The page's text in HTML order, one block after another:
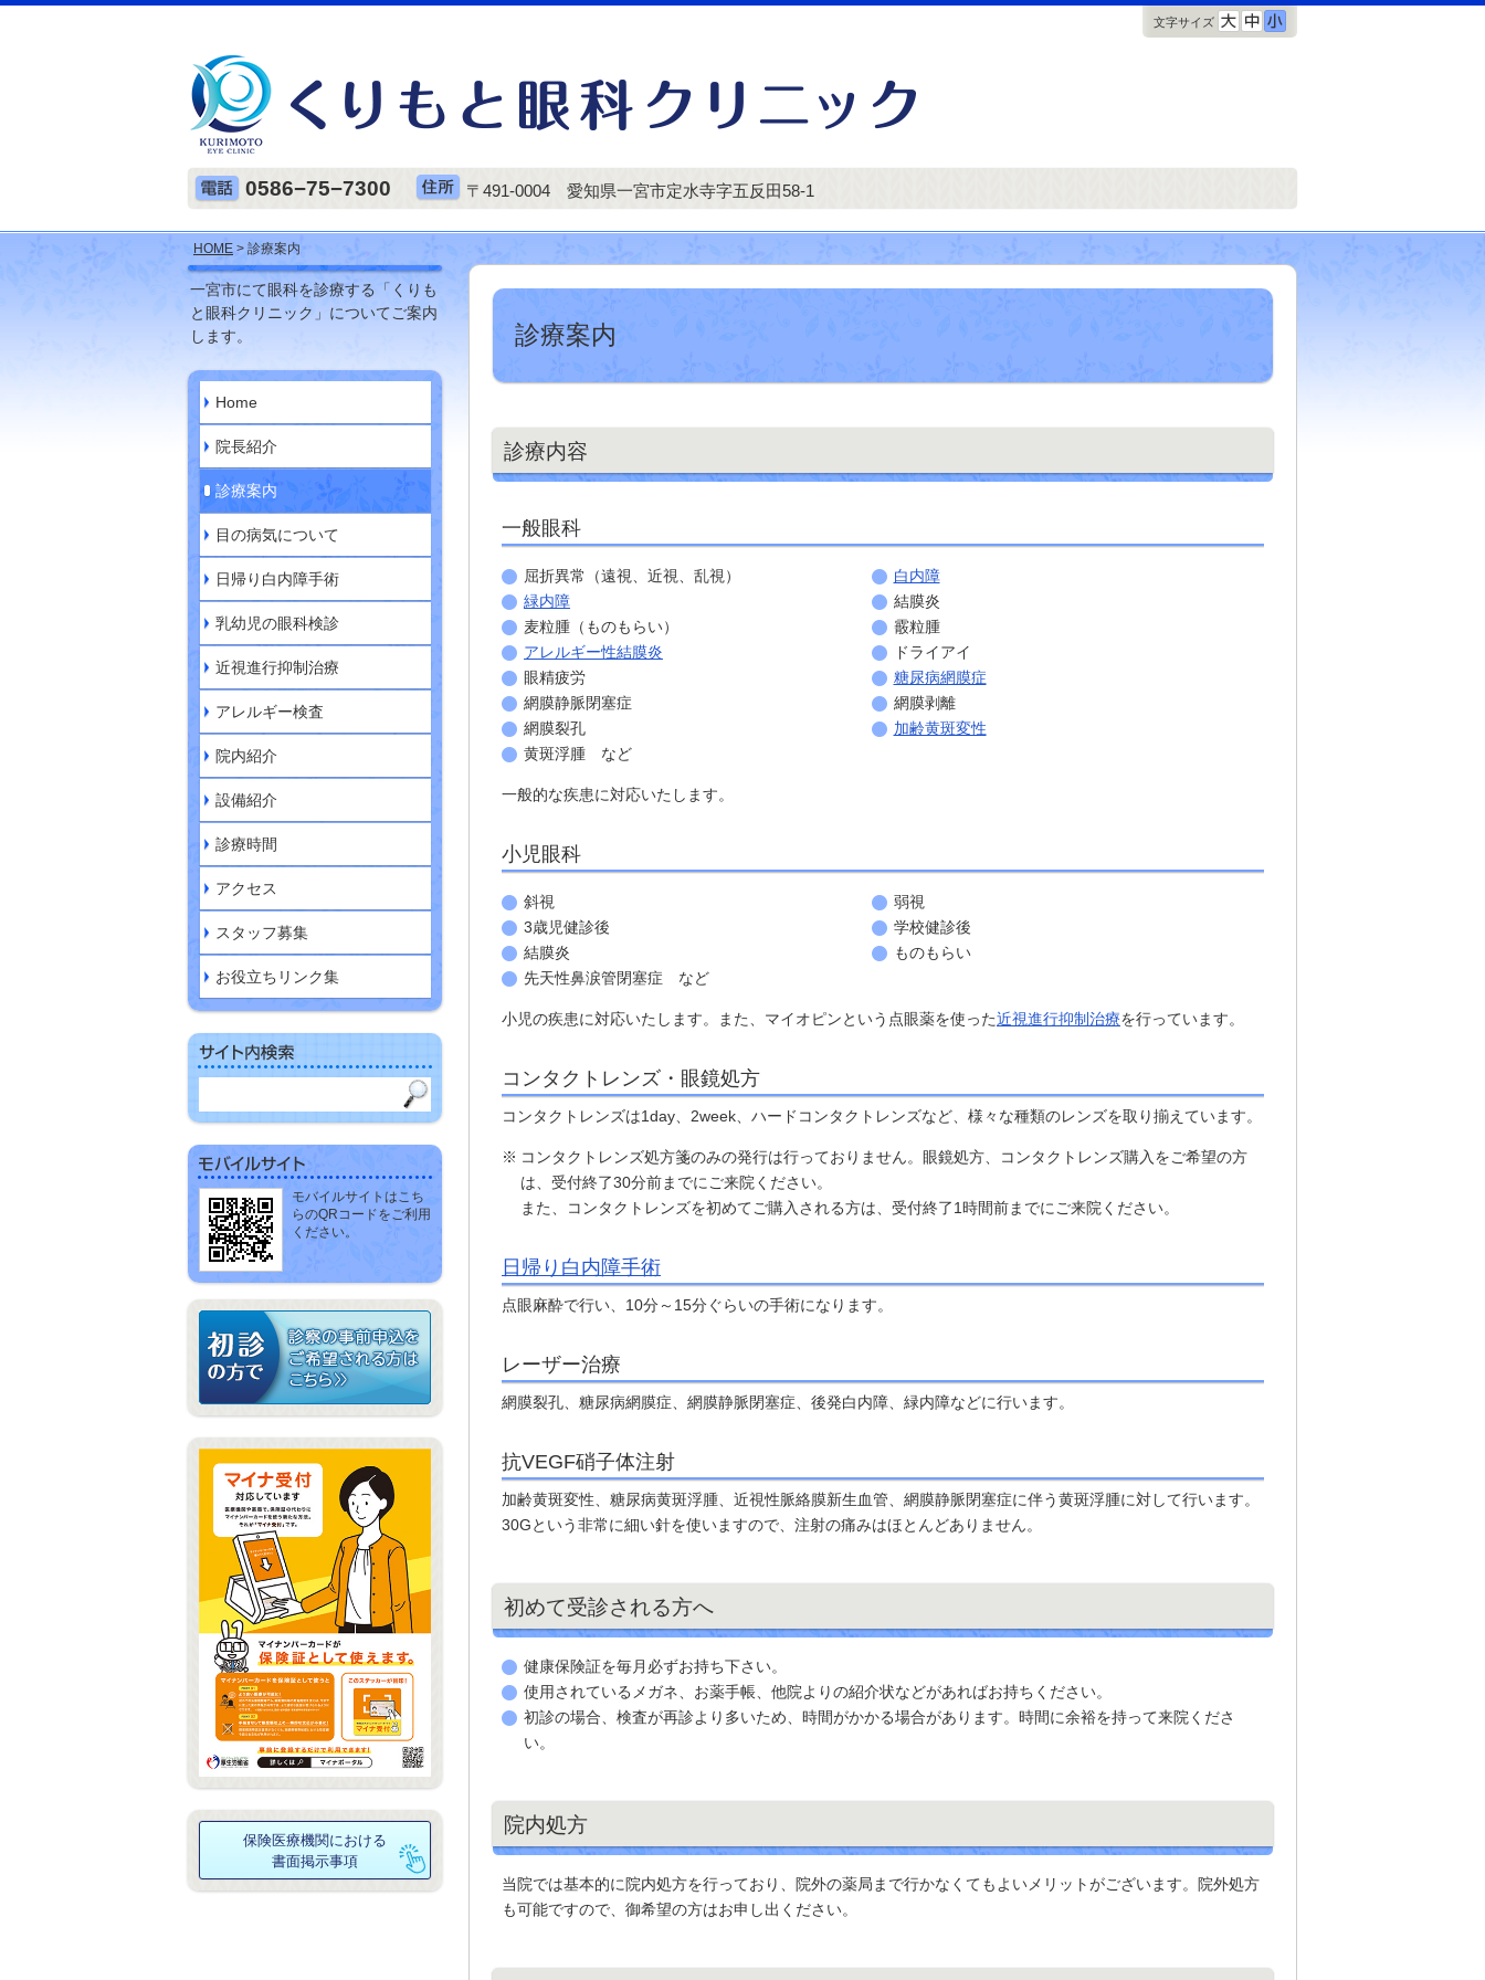
0586−75−7300 〒491-0004 愛知県一宮市定水寺字五反田58-1
HOME > 診療案内
診療案内
診療内容
一般眼科
屈折異常（遠視、近視、乱視）
白内障
緑内障
結膜炎
麦粒腫（ものもらい）
霰粒腫
アレルギー性結膜炎
ドライアイ
眼精疲労
糖尿病網膜症
網膜静脈閉塞症
網膜剥離
網膜裂孔
加齢黄斑変性
黄斑浮腫 など
一般的な疾患に対応いたします。
小児眼科
斜視
弱視
3歳児健診後
学校健診後
結膜炎
ものもらい
先天性鼻涙管閉塞症 など
小児の疾患に対応いたします。また、マイオピンという点眼薬を使った近視進行抑制治療を行っています。
コンタクトレンズ・眼鏡処方
コンタクトレンズは1day、2week、ハードコンタクトレンズなど、様々な種類のレンズを取り揃えています。
コンタクトレンズ処方箋のみの発行は行っておりません。眼鏡処方、コンタクトレンズ購入をご希望の方
は、受付終了30分前までにご来院ください。
また、コンタクトレンズを初めてご購入される方は、受付終了1時間前までにご来院ください。
日帰り白内障手術
点眼麻酔で行い、10分～15分ぐらいの手術になります。
レーザー治療
網膜裂孔、糖尿病網膜症、網膜静脈閉塞症、後発白内障、緑内障などに行います。
抗VEGF硝子体注射
加齢黄斑変性、糖尿病黄斑浮腫、近視性脈絡膜新生血管、網膜静脈閉塞症に伴う黄斑浮腫に対して行います。
30Gという非常に細い針を使いますので、注射の痛みはほとんどありません。
初めて受診される方へ
健康保険証を毎月必ずお持ち下さい。
使用されているメガネ、お薬手帳、他院よりの紹介状などがあればお持ちください。
初診の場合、検査が再診より多いため、時間がかかる場合があります。時間に余裕を持って来院くださ
い。
院内処方
当院では基本的に院内処方を行っており、院外の薬局まで行かなくてもよいメリットがございます。院外処方
も可能ですので、御希望の方はお申し出ください。
一宮市にて眼科を診療する「くりも
と眼科クリニック」についてご案内
します。
Home
院長紹介
診療案内
目の病気について
日帰り白内障手術
乳幼児の眼科検診
近視進行抑制治療
アレルギー検査
院内紹介
設備紹介
診療時間
アクセス
スタッフ募集
お役立ちリンク集
モバイルサイトはこち
らのQRコードをご利用
ください。
保険医療機関における
書面掲示事項
文字サイズ